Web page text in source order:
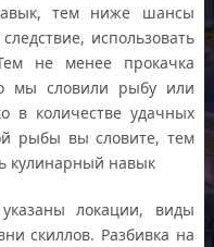
тем ниже шансы
использовать
не менее прокачка
мы словили рыбу или
в количестве удачных
рыбы вы словите, тем
кулинарный навык
локации, виды
скиллов. Разбивка на